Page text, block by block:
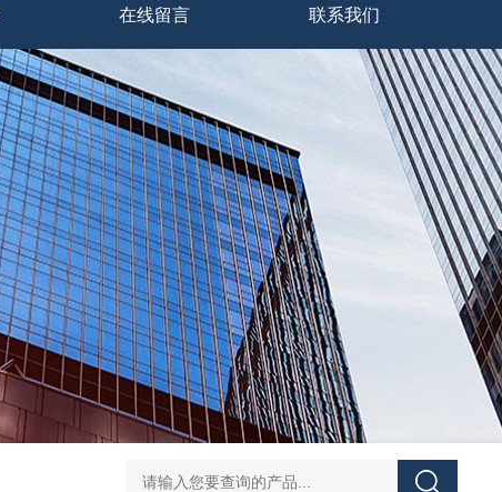
在线留言 联系我们
HANTECH Auto Bar Coater韩国小型自动化涂布机 薄膜/金